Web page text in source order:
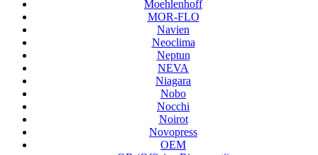
Moehlenhoff
MOR-FLO
Navien
Neoclima
Neptun
NEVA
Niagara
Nobo
Nocchi
Noirot
Novopress
OEM